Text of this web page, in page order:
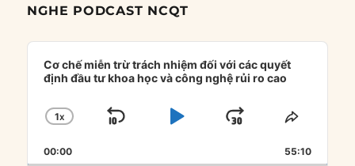
NGHE PODCAST NCQT
Audio
Player
Cơ chế miễn trừ trách nhiệm đối với các quyết
định đầu tư khoa học và công nghệ rủi ro cao
CHANGE
RATE
1X
SKIP
PLAYJUMP
FORWARD
SHARE
00:00 55:10